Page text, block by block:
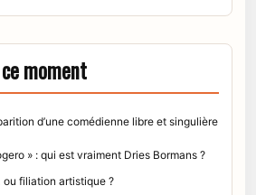
moment
d’une comédienne libre et singulière
» : qui est vraiment Dries Bormans ?
filiation artistique ?